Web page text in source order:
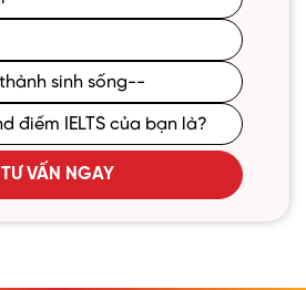
TƯ VẤN NGAY